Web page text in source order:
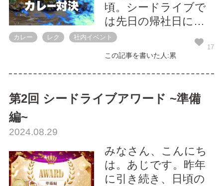
カレー レク 社内イベント
頃。シードライブで
は先日の帰社日に、
チーム戦でのカレー
対決を行いました！
今回のチャレンジャ
ーは12人。参加者を
３チームに分け、審
査は役員がおこない
が贈られます！！ ま
ずはチーム分け。チ
ームメンバーは...
この記事を書いた人:累
17
第2回 シードライブアワード ~準備
編~
2024.08.29
みなさん、こんにち
は。あじです。昨年
に引き続き、日頃の